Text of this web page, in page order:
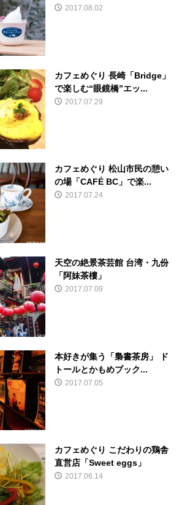
2017.08.02
カフェめぐり 長崎「Bridge」
で楽しむ“眼鏡橋”エッ...
2017.07.29
カフェめぐり 松山市民の憩い
の場「CAFÉ BC」で楽...
2017.07.24
天空の絶景茶芸館 台湾・九份
「阿妹茶樓」
2017.07.09
本好きが集う「梟書茶房」 ド
トールとかもめブック...
2017.07.05
カフェめぐり こだわりの鶏舎
直営店「Sweet eggs」
2017.06.14